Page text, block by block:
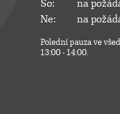
So:
na
Ne:
na
Polední pauza ve
13:00 - 14:00.